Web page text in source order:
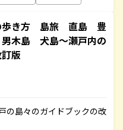
歩き方 島旅 直島 豊
木島 犬島～瀬戸内の
版
の島々のガイドブックの改